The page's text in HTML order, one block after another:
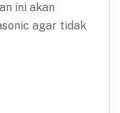
ini akan
agar tidak